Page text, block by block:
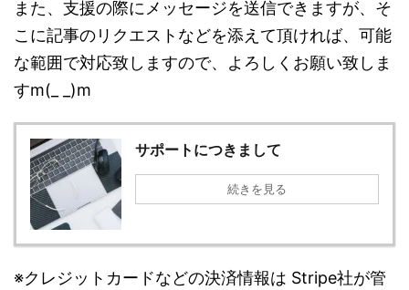
また、支援の際にメッセージを送信できますが、そ
こに記事のリクエストなどを添えて頂ければ、可能
な範囲で対応致しますので、よろしくお願い致しま
すm(_ _)m
サポートにつきまして
続きを見る
※クレジットカードなどの決済情報は Stripe社が管